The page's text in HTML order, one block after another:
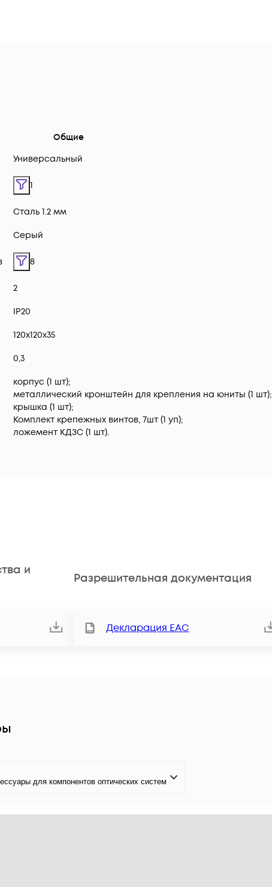
Общие
Универсальный
1
Сталь 1.2 мм
Серый
8
2
IP20
120х120х35
0,3
корпус (1 шт);
металлический кронштейн для крепления на юниты (1 шт);
крышка (1 шт);
Комплект крепежных винтов, 7шт (1 уп);
ложемент КДЗС (1 шт).
и
Разрешительная документация
Декларация ЕАС
для компонентов оптических систем